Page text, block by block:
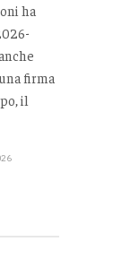
ha
firma
il